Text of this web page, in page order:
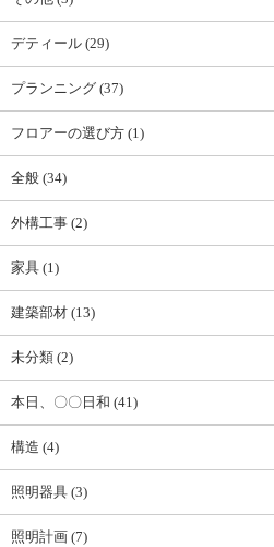
デティール (29)
プランニング (37)
フロアーの選び方 (1)
全般 (34)
外構工事 (2)
家具 (1)
建築部材 (13)
未分類 (2)
本日、〇〇日和 (41)
構造 (4)
照明器具 (3)
照明計画 (7)